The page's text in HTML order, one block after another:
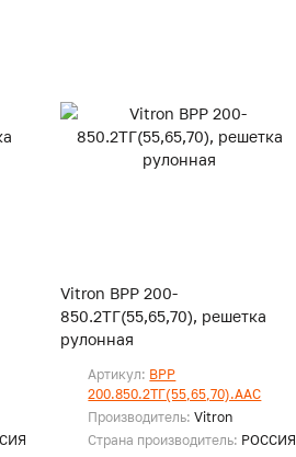
Vitron ВРР 200-
850.2ТГ(55,65,70), решетка
рулонная
Артикул: ВРР
200.850.2ТГ(55,65,70).ААС
Производитель:Vitron
Страна производитель: РОССИЯ